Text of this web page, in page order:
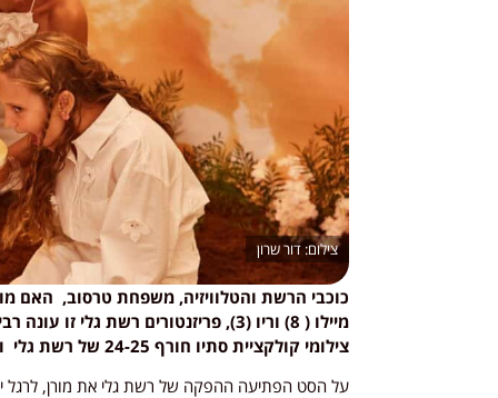
דור שרון
מיילו ( 8) וריו (3), פריזנטורים רשת
צילומי קולקציית סתיו חורף 24-25 של רשת גלי ולא ציפו להפתעה שחיכתה להם שם…